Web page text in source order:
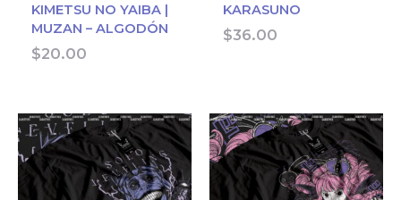
KIMETSU NO YAIBA |
MUZAN – ALGODÓN
$20.00
KARASUNO
$36.00